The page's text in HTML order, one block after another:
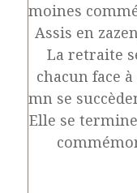
moines
Assis en
La retraite
chacun face
mn se
Elle se